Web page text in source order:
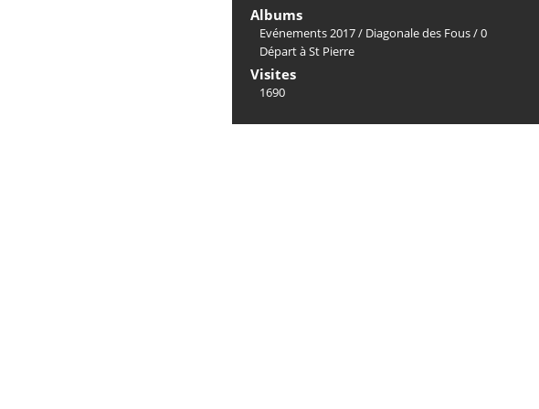
Albums
Evénements 2017/ Diagonale des Fous/0
Départ à St Pierre
Visites
1690